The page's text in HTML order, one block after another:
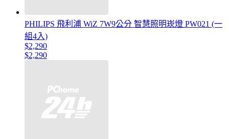
PHILIPS 飛利浦 WiZ 7W9公分 智慧照明崁燈 PW021 (一
組4入)
$2,290
$2,290